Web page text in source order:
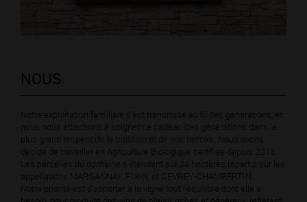
NOUS
Notre exploitation familiale s'est transmise au fil des générations, et
nous nous attachons à soigner ce cadeau des générations dans le
plus grand respect de la tradition et de nos terroirs. Nous avons
décidé de travailler en Agriculture Biologique certifiée depuis 2013.
Les parcelles du domaine s'étendent sur 24 hectares répartis sur les
appellations MARSANNAY, FIXIN, et GEVREY-CHAMBERTIN.
Notre priorité est d'apporter à la vigne tout l'équilibre dont elle a